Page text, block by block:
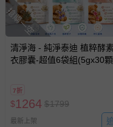
並非試用期，您所退
包含完整包裝、配件
如需退換貨，請於收
瑕疵退換貨所產生的
並點選『我要退貨』
至媽咪愛LINE@客服
與服務，謝謝。
搶購一空
清淨海 - 純淨泰迪 植粹酵
衣膠囊-超值6袋組(5gx30
7折
$1264 $1799
最新上架